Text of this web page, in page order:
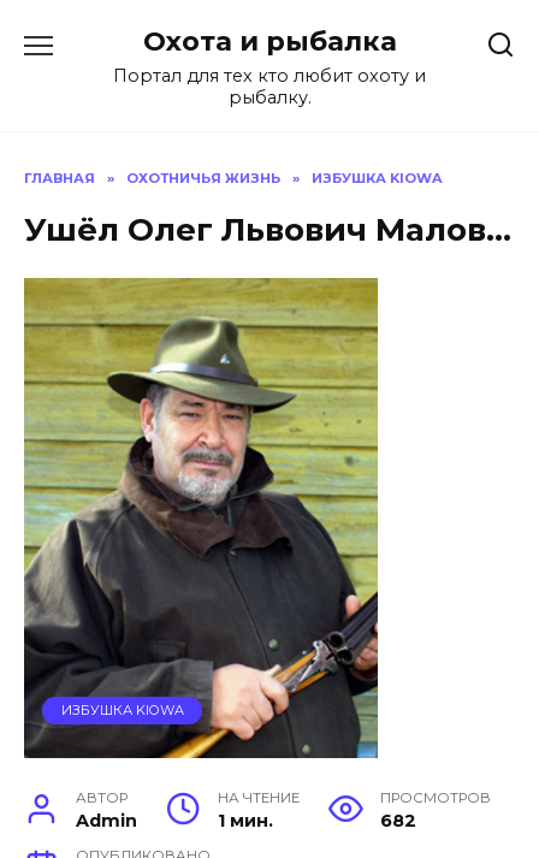
содержанию
Охота и рыбалка
Портал для тех кто любит охоту и
рыбалку.
ГЛАВНАЯ » ОХОТНИЧЬЯ ЖИЗНЬ » ИЗБУШКА KIOWA
Ушёл Олег Львович Малов…
ИЗБУШКА KIOWA
АВТОР
Admin
НА ЧТЕНИЕ
1 мин.
ПРОСМОТРОВ
682